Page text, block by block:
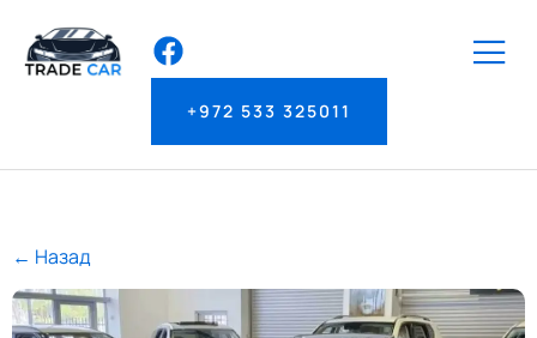
+972 533 325011
← Назад